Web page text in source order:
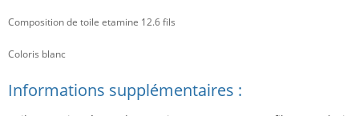
Composition de toile etamine 12.6 fils
Coloris blanc
Informations supplémentaires :